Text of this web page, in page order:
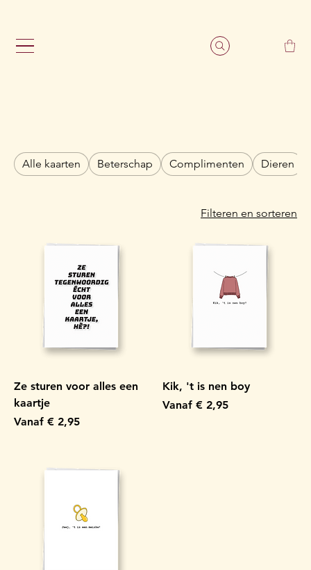
Alle kaarten Beterschap Complimenten Dieren
Filteren en sorteren
Ze sturen voor alles een
kaartje
Vanaf € 2,95
Verkoopprijs
Kik, 't is nen boy
Vanaf € 2,95
Verkoopprijs